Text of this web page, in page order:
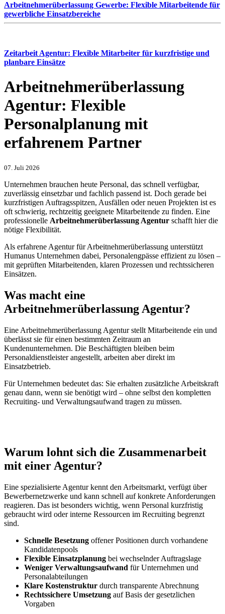
Arbeitnehmerüberlassung Gewerbe: Flexible Mitarbeitende für
gewerbliche Einsatzbereiche
Zeitarbeit Agentur: Flexible Mitarbeiter für kurzfristige und
planbare Einsätze
Arbeitnehmerüberlassung
Agentur: Flexible
Personalplanung mit
erfahrenem Partner
07. Juli 2026
Unternehmen brauchen heute Personal, das schnell verfügbar,
zuverlässig einsetzbar und fachlich passend ist. Doch gerade bei
kurzfristigen Auftragsspitzen, Ausfällen oder neuen Projekten ist es
oft schwierig, rechtzeitig geeignete Mitarbeitende zu finden. Eine
professionelle Arbeitnehmerüberlassung Agentur schafft hier die
nötige Flexibilität.
Als erfahrene Agentur für Arbeitnehmerüberlassung unterstützt
Humanus Unternehmen dabei, Personalengpässe effizient zu lösen –
mit geprüften Mitarbeitenden, klaren Prozessen und rechtssicheren
Einsätzen.
Was macht eine
Arbeitnehmerüberlassung Agentur?
Eine Arbeitnehmerüberlassung Agentur stellt Mitarbeitende ein und
überlässt sie für einen bestimmten Zeitraum an
Kundenunternehmen. Die Beschäftigten bleiben beim
Personaldienstleister angestellt, arbeiten aber direkt im
Einsatzbetrieb.
Für Unternehmen bedeutet das: Sie erhalten zusätzliche Arbeitskraft
genau dann, wenn sie benötigt wird – ohne selbst den kompletten
Recruiting- und Verwaltungsaufwand tragen zu müssen.
Warum lohnt sich die Zusammenarbeit
mit einer Agentur?
Eine spezialisierte Agentur kennt den Arbeitsmarkt, verfügt über
Bewerbernetzwerke und kann schnell auf konkrete Anforderungen
reagieren. Das ist besonders wichtig, wenn Personal kurzfristig
gebraucht wird oder interne Ressourcen im Recruiting begrenzt
sind.
Schnelle Besetzung offener Positionen durch vorhandene
Kandidatenpools
Flexible Einsatzplanung bei wechselnder Auftragslage
Weniger Verwaltungsaufwand für Unternehmen und
Personalabteilungen
Klare Kostenstruktur durch transparente Abrechnung
Rechtssichere Umsetzung auf Basis der gesetzlichen
Vorgaben